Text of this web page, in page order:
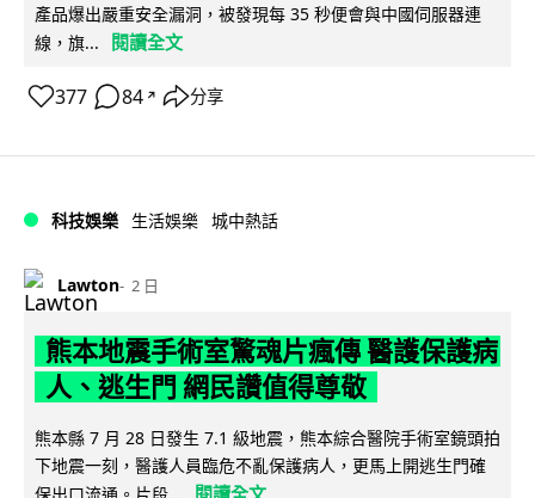
產品爆出嚴重安全漏洞，被發現每 35 秒便會與中國伺服器連
線，旗...
閱讀全文
377 84 ↗ 分享
科技娛樂 生活娛樂 城中熱話
Lawton 2 日
熊本地震手術室驚魂片瘋傳 醫護保護病
人、逃生門 網民讚值得尊敬
熊本縣 7 月 28 日發生 7.1 級地震，熊本綜合醫院手術室鏡頭拍
下地震一刻，醫護人員臨危不亂保護病人，更馬上開逃生門確
保出口流通。片段...
閱讀全文